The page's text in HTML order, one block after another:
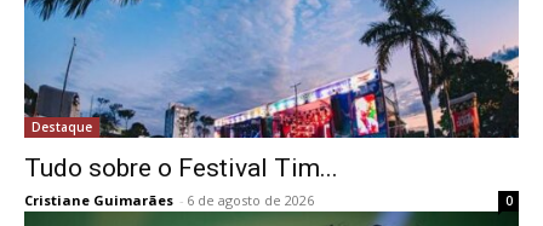
Destaque
Tudo sobre o Festival Tim...
Cristiane Guimarães - 6 de agosto de 2026 0